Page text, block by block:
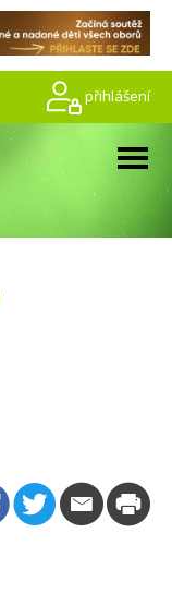
přihlášení